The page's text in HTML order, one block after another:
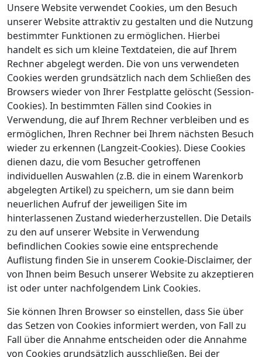
Unsere Website verwendet Cookies, um den Besuch
unserer Website attraktiv zu gestalten und die Nutzung
bestimmter Funktionen zu ermöglichen. Hierbei
handelt es sich um kleine Textdateien, die auf Ihrem
Rechner abgelegt werden. Die von uns verwendeten
Cookies werden grundsätzlich nach dem Schließen des
Browsers wieder von Ihrer Festplatte gelöscht (Session-
Cookies). In bestimmten Fällen sind Cookies in
Verwendung, die auf Ihrem Rechner verbleiben und es
ermöglichen, Ihren Rechner bei Ihrem nächsten Besuch
wieder zu erkennen (Langzeit-Cookies). Diese Cookies
dienen dazu, die vom Besucher getroffenen
individuellen Auswahlen (z.B. die in einem Warenkorb
abgelegten Artikel) zu speichern, um sie dann beim
neuerlichen Aufruf der jeweiligen Site im
hinterlassenen Zustand wiederherzustellen. Die Details
zu den auf unserer Website in Verwendung
befindlichen Cookies sowie eine entsprechende
Auflistung finden Sie in unserem Cookie-Disclaimer, der
von Ihnen beim Besuch unserer Website zu akzeptieren
ist oder unter nachfolgendem Link Cookies.
Sie können Ihren Browser so einstellen, dass Sie über
das Setzen von Cookies informiert werden, von Fall zu
Fall über die Annahme entscheiden oder die Annahme
von Cookies grundsätzlich ausschließen. Bei der